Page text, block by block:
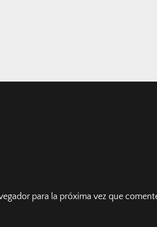
para la próxima vez que